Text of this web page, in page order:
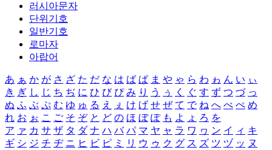
러시아문자
단위기호
일반기호
로마자
아랍어
あ ぁ か が さ ざ た だ な は ば ぱ ま や ゃ ら わ ゎ ん い ぃ
き ぎ し じ ち ぢ に ひ び ぴ み り う ぅ く ぐ す ず つ づ っ
ぬ ふ ぶ ぷ む ゆ ゅ る え ぇ け げ せ ぜ て で ね へ べ ぺ め
れ お ぉ こ ご そ ぞ と ど の ほ ぼ ぽ も よ ょ ろ を
ア ァ カ サ ザ タ ダ ナ ハ バ パ マ ヤ ャ ラ ワ ヮ ン イ ィ キ
ギ シ ジ チ ヂ ニ ヒ ビ ピ ミ リ ウ ゥ ク グ ス ズ ツ ヅ ッ ヌ